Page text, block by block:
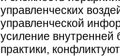
управленческих
управленческой
усиление внутренней
практики,